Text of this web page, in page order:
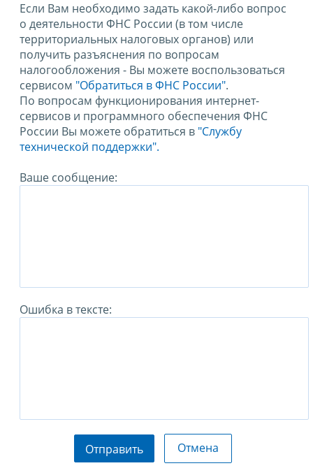
Если Вам необходимо задать какой-либо вопрос
о деятельности ФНС России (в том числе
территориальных налоговых органов) или
получить разъяснения по вопросам
налогообложения - Вы можете воспользоваться
сервисом "Обратиться в ФНС России".
По вопросам функционирования интернет-
сервисов и программного обеспечения ФНС
России Вы можете обратиться в "Службу
технической поддержки".
Ваше сообщение:
Ошибка в тексте:
Отправить Отмена